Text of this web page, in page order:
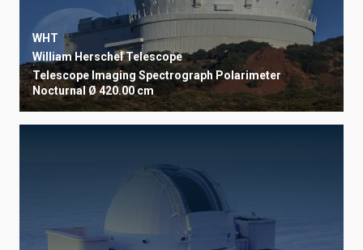
WHT
William Herschel Telescope
Telescope Imaging SpectrographPolarimeter
Nocturnal Ø 420.00 cm